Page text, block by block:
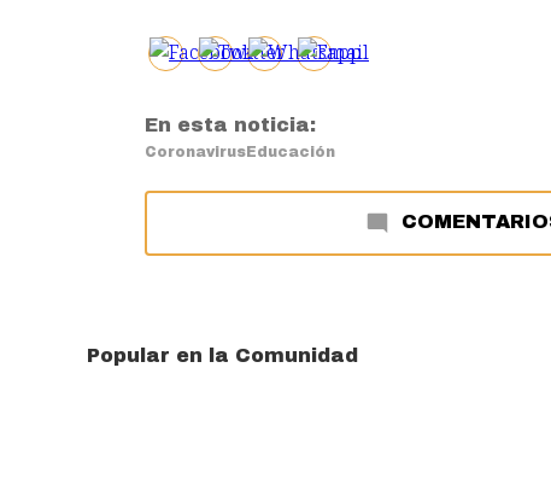
En esta noticia:
CoronavirusEducación
Popular en la Comunidad